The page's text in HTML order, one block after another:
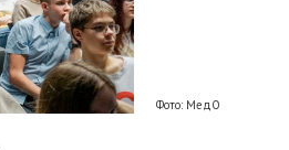
Фото: МедО